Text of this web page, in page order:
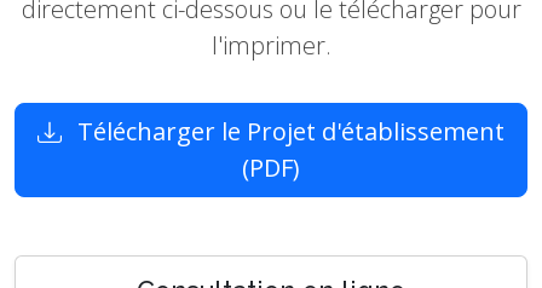
directement ci-dessous ou le télécharger pour
l'imprimer.
Télécharger le Projet d'établissement
(PDF)